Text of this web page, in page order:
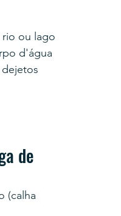
rio ou lago
d'água
de
(calha